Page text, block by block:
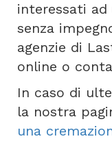
interessati
senza
agenzie di
online o
In caso di
la nostra
una